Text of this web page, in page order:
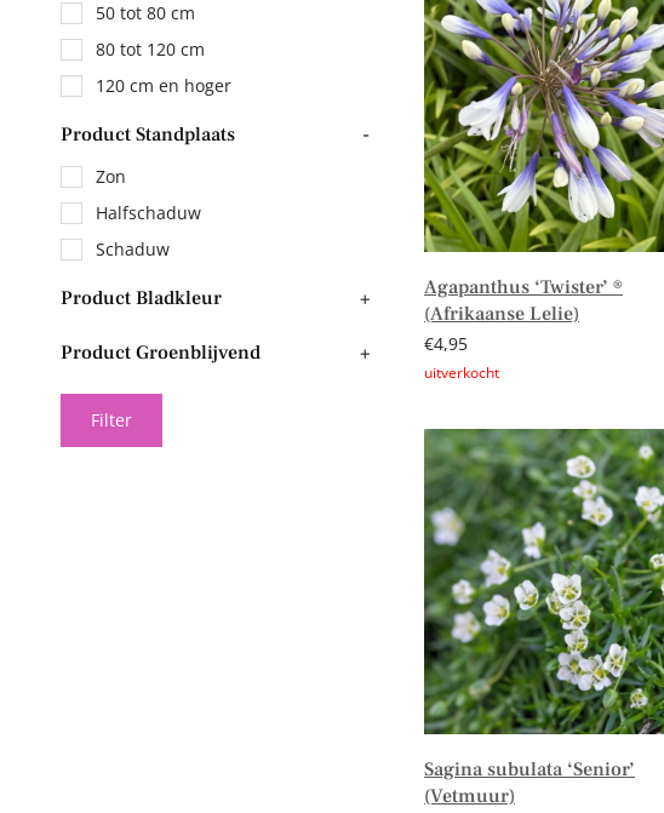
50 tot 80 cm
80 tot 120 cm
120 cm en hoger
Product Standplaats -
Zon
Halfschaduw
Schaduw
Product Bladkleur +
Product Groenblijvend +
Filter
Agapanthus ‘Twister’ ®
(Afrikaanse Lelie)
€4,95
Sagina subulata ‘Senior’
(Vetmuur)